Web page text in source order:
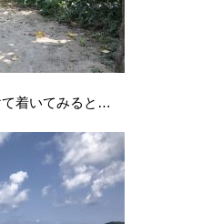
着いてみると…